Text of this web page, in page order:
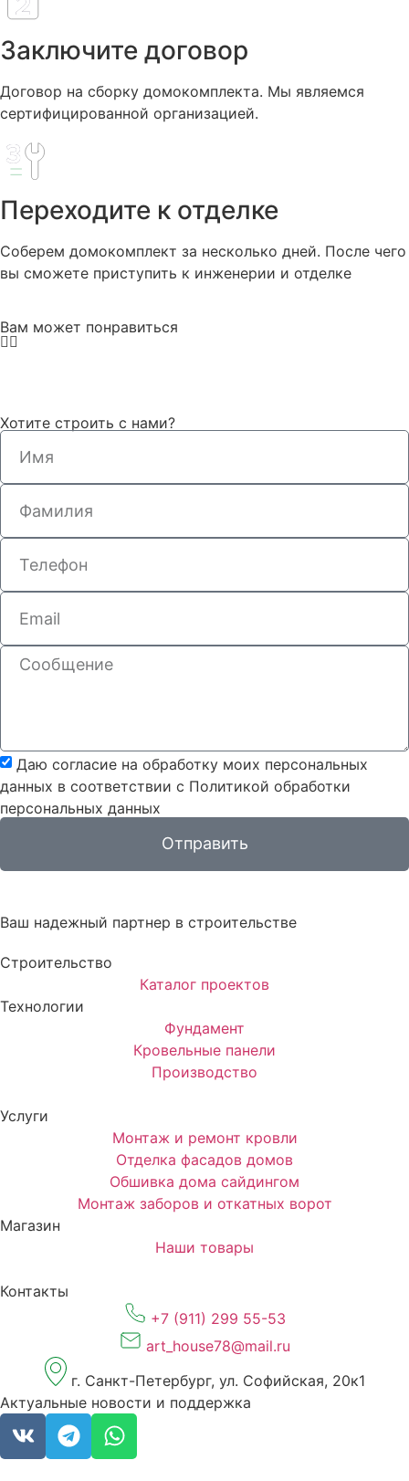
Заключите договор
Договор на сборку домокомплекта. Мы являемся
сертифицированной организацией.
Переходите к отделке
Соберем домокомплект за несколько дней. После чего
вы сможете приступить к инженерии и отделке
Вам может понравиться
Хотите строить с нами?
Даю согласие на обработку моих персональных
данных в соответствии с Политикой обработки
персональных данных
Отправить
Ваш надежный партнер в строительстве
Строительство
Каталог проектов
Технологии
Фундамент
Кровельные панели
Производство
Услуги
Монтаж и ремонт кровли
Отделка фасадов домов
Обшивка дома сайдингом
Монтаж заборов и откатных ворот
Магазин
Наши товары
Контакты
+7 (911) 299 55-53
art_house78@mail.ru
г. Санкт-Петербург, ул. Софийская, 20к1
Актуальные новости и поддержка